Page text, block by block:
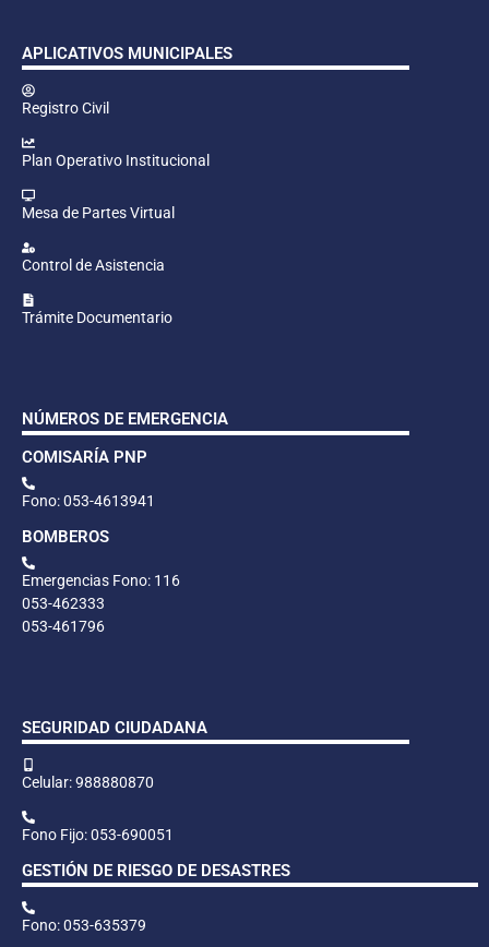
APLICATIVOS MUNICIPALES
Registro Civil
Plan Operativo Institucional
Mesa de Partes Virtual
Control de Asistencia
Trámite Documentario
NÚMEROS DE EMERGENCIA
COMISARÍA PNP
Fono: 053-4613941
BOMBEROS
Emergencias Fono: 116
053-462333
053-461796
SEGURIDAD CIUDADANA
Celular: 988880870
Fono Fijo: 053-690051
GESTIÓN DE RIESGO DE DESASTRES
Fono: 053-635379